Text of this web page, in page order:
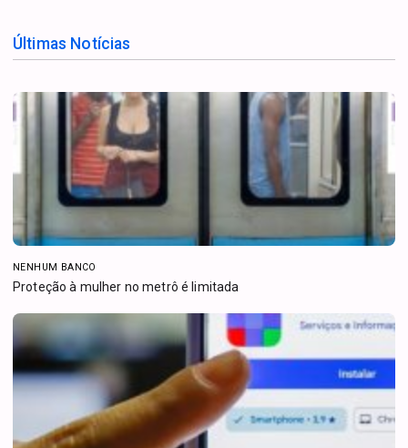
Últimas Notícias
NENHUM BANCO
Proteção à mulher no metrô é limitada